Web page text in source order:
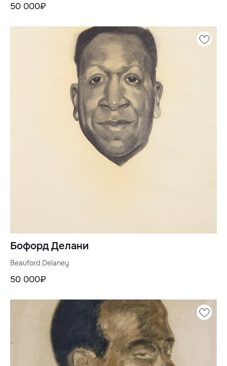
50 000₽
Бофорд Делани
Beauford Delaney
50 000₽